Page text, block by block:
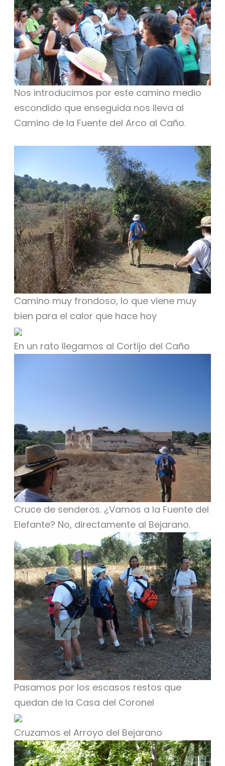
Nos introducimos por este camino medio
escondido que enseguida nos lleva al
Camino de la Fuente del Arco al Caño.
Camino muy frondoso, lo que viene muy
bien para el calor que hace hoy
En un rato llegamos al Cortijo del Caño
Cruce de senderos. ¿Vamos a la Fuente del
Elefante? No, directamente al Bejarano.
Pasamos por los escasos restos que
quedan de la Casa del Coronel
Cruzamos el Arroyo del Bejarano